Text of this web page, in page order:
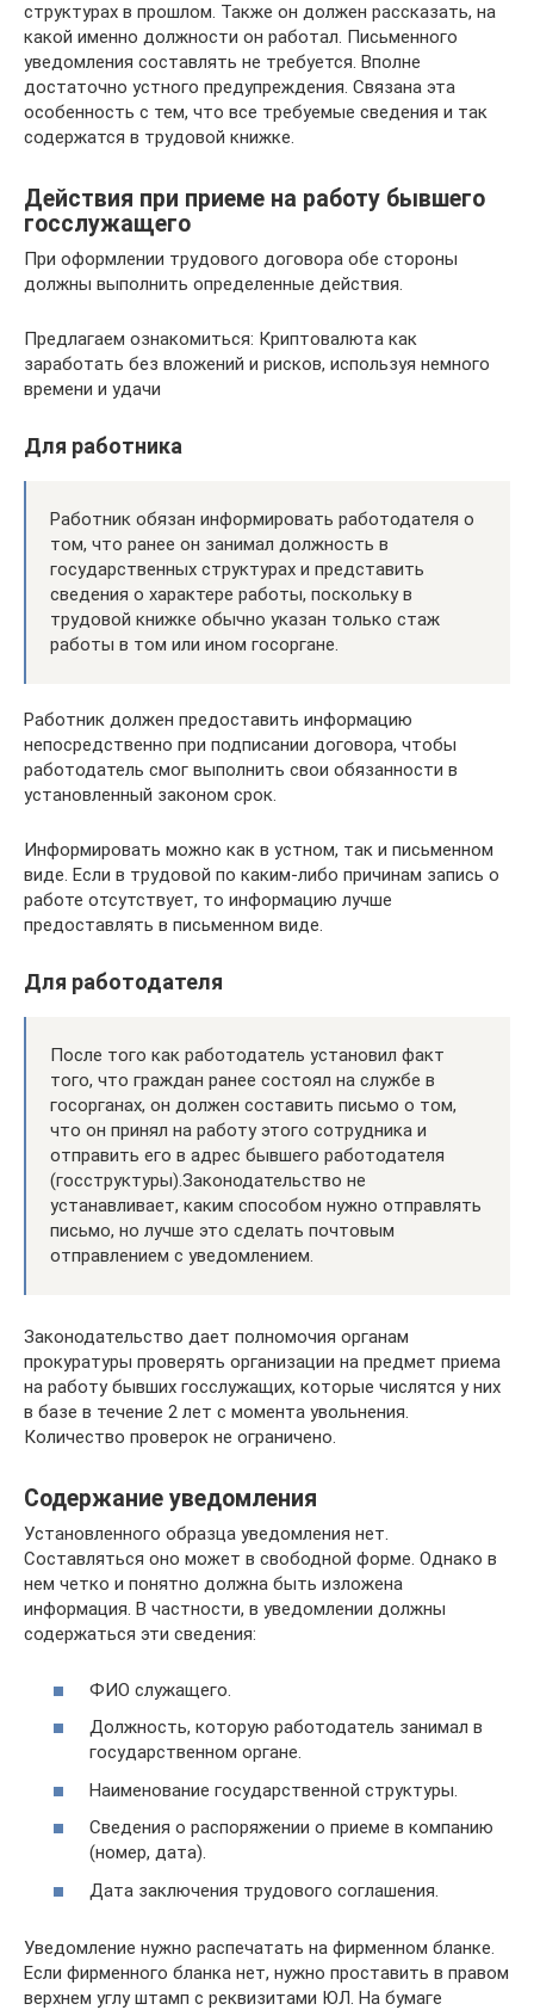
структурах в прошлом. Также он должен рассказать, на
какой именно должности он работал. Письменного
уведомления составлять не требуется. Вполне
достаточно устного предупреждения. Связана эта
особенность с тем, что все требуемые сведения и так
содержатся в трудовой книжке.
Действия при приеме на работу бывшего
госслужащего
При оформлении трудового договора обе стороны
должны выполнить определенные действия.
Предлагаем ознакомиться: Криптовалюта как
заработать без вложений и рисков, используя немного
времени и удачи
Для работника
Работник обязан информировать работодателя о
том, что ранее он занимал должность в
государственных структурах и представить
сведения о характере работы, поскольку в
трудовой книжке обычно указан только стаж
работы в том или ином госоргане.
Работник должен предоставить информацию
непосредственно при подписании договора, чтобы
работодатель смог выполнить свои обязанности в
установленный законом срок.
Информировать можно как в устном, так и письменном
виде. Если в трудовой по каким-либо причинам запись о
работе отсутствует, то информацию лучше
предоставлять в письменном виде.
Для работодателя
После того как работодатель установил факт
того, что граждан ранее состоял на службе в
госорганах, он должен составить письмо о том,
что он принял на работу этого сотрудника и
отправить его в адрес бывшего работодателя
(госструктуры).Законодательство не
устанавливает, каким способом нужно отправлять
письмо, но лучше это сделать почтовым
отправлением с уведомлением.
Законодательство дает полномочия органам
прокуратуры проверять организации на предмет приема
на работу бывших госслужащих, которые числятся у них
в базе в течение 2 лет с момента увольнения.
Количество проверок не ограничено.
Содержание уведомления
Установленного образца уведомления нет.
Составляться оно может в свободной форме. Однако в
нем четко и понятно должна быть изложена
информация. В частности, в уведомлении должны
содержаться эти сведения:
ФИО служащего.
Должность, которую работодатель занимал в
государственном органе.
Наименование государственной структуры.
Сведения о распоряжении о приеме в компанию
(номер, дата).
Дата заключения трудового соглашения.
Уведомление нужно распечатать на фирменном бланке.
Если фирменного бланка нет, нужно проставить в правом
верхнем углу штамп с реквизитами ЮЛ. На бумаге